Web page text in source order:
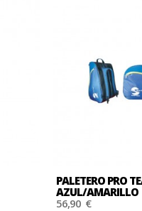
PALETERO PRO
AZUL/AMARILLO
56,90 €